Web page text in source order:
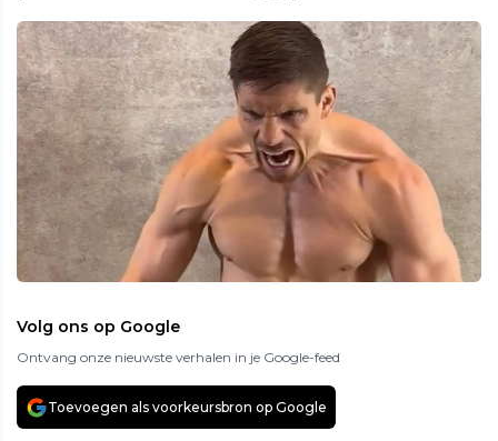
Volg ons op Google
Ontvang onze nieuwste verhalen in je Google-feed
Toevoegen als voorkeursbron op Google